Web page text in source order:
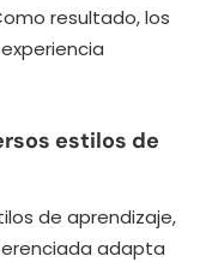
resultado, los
estilos de
de aprendizaje,
adapta